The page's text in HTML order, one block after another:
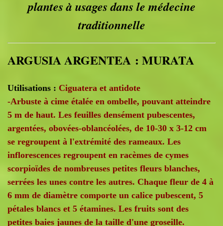
plantes à usages dans le médecine
traditionnelle
ARGUSIA ARGENTEA : MURATA
Utilisations : Ciguatera et antidote
-Arbuste à cime étalée en ombelle, pouvant atteindre
5 m de haut. Les feuilles densément pubescentes,
argentées, obovées-oblancéolées, de 10-30 x 3-12 cm
se regroupent à l'extrémité des rameaux. Les
inflorescences regroupent en racèmes de cymes
scorpioïdes de nombreuses petites fleurs blanches,
serrées les unes contre les autres. Chaque fleur de 4 à
6 mm de diamètre comporte un calice pubescent, 5
pétales blancs et 5 étamines. Les fruits sont des
petites baies jaunes de la taille d'une groseille.